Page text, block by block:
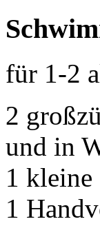
für 1-2
2
und in
1
1